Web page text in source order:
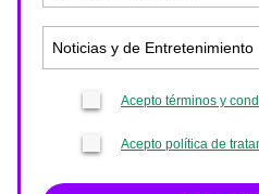
Acepto términos y
Acepto política de